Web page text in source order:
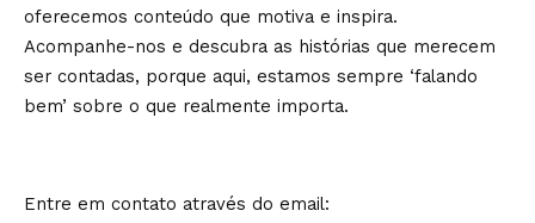
oferecemos conteúdo que motiva e inspira.
Acompanhe-nos e descubra as histórias que merecem
ser contadas, porque aqui, estamos sempre ‘falando
bem’ sobre o que realmente importa.
Entre em contato através do email: